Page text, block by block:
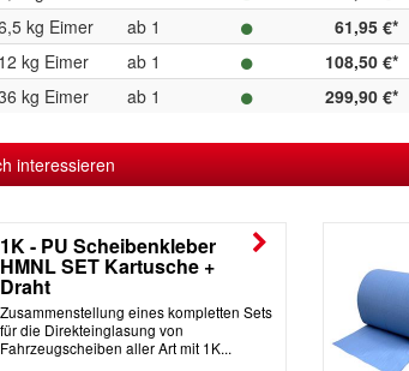
kg Eimer ab 1 61,95 €*
12 kg Eimer ab 1 108,50 €*
kg Eimer ab 1 299,90 €*
interessieren
1K - PU Scheibenkleber
HMNL SET Kartusche +
Draht
Zusammenstellung eines kompletten Sets
für die Direkteinglasung von
Fahrzeugscheiben aller Art mit 1K...